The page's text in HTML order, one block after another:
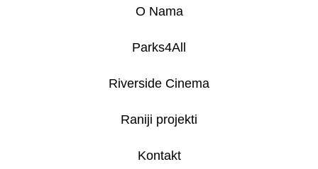
O Nama
Parks4All
Riverside Cinema
Raniji projekti
Kontakt